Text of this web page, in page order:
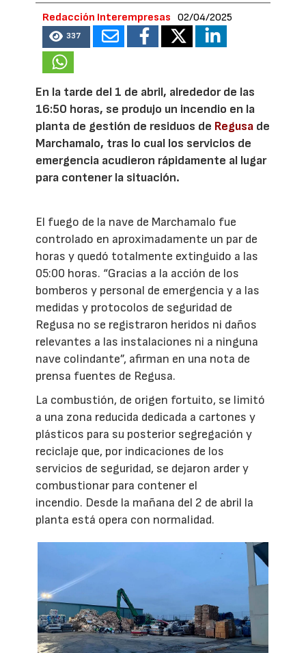
Redacción Interempresas 02/04/2025
337
En la tarde del 1 de abril, alrededor de las
16:50 horas, se produjo un incendio en la
planta de gestión de residuos de Regusa de
Marchamalo, tras lo cual los servicios de
emergencia acudieron rápidamente al lugar
para contener la situación.
El fuego de la nave de Marchamalo fue
controlado en aproximadamente un par de
horas y quedó totalmente extinguido a las
05:00 horas. “Gracias a la acción de los
bomberos y personal de emergencia y a las
medidas y protocolos de seguridad de
Regusa no se registraron heridos ni daños
relevantes a las instalaciones ni a ninguna
nave colindante”, afirman en una nota de
prensa fuentes de Regusa.
La combustión, de origen fortuito, se limitó
a una zona reducida dedicada a cartones y
plásticos para su posterior segregación y
reciclaje que, por indicaciones de los
servicios de seguridad, se dejaron arder y
combustionar para contener el
incendio. Desde la mañana del 2 de abril la
planta está opera con normalidad.